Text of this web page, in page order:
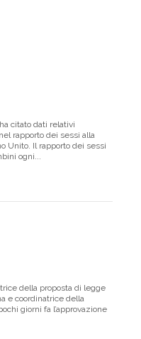
citato dati relativi
rapporto dei sessi alla
Unito. Il rapporto dei sessi
ogni...
della proposta di legge
e coordinatrice della
giorni fa l’approvazione